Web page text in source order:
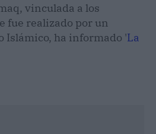
vinculada a los
fue realizado por un
Islámico, ha informado 'La